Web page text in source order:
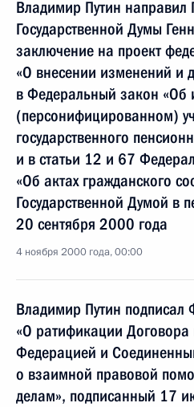
Владимир Путин направил
Государственной Думы
заключение на проект
«О внесении изменений и
в Федеральный закон «Об
(персонифицированном)
государственного
и в статьи 12 и 67
«Об актах гражданского
Государственной Думой в
20 сентября 2000 года
4 ноября 2000 года, 00:00
Владимир Путин подписал
«О ратификации Договора
Федерацией и
о взаимной правовой
делам», подписанный 17